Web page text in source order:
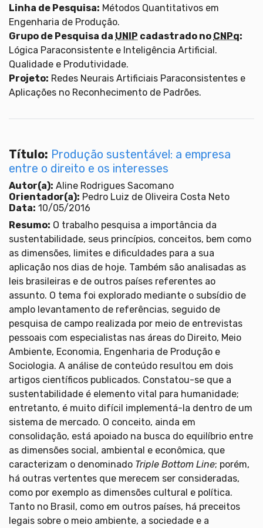
Linha de Pesquisa: Métodos Quantitativos em
Engenharia de Produção.
Grupo de Pesquisa da UNIP cadastrado no CNPq:
Lógica Paraconsistente e Inteligência Artificial.
Qualidade e Produtividade.
Projeto: Redes Neurais Artificiais Paraconsistentes e
Aplicações no Reconhecimento de Padrões.
Título: Produção sustentável: a empresa
entre o direito e os interesses
Autor(a): Aline Rodrigues Sacomano
Orientador(a): Pedro Luiz de Oliveira Costa Neto
Data: 10/05/2016
Resumo: O trabalho pesquisa a importância da
sustentabilidade, seus princípios, conceitos, bem como
as dimensões, limites e dificuldades para a sua
aplicação nos dias de hoje. Também são analisadas as
leis brasileiras e de outros países referentes ao
assunto. O tema foi explorado mediante o subsídio de
amplo levantamento de referências, seguido de
pesquisa de campo realizada por meio de entrevistas
pessoais com especialistas nas áreas do Direito, Meio
Ambiente, Economia, Engenharia de Produção e
Sociologia. A análise de conteúdo resultou em dois
artigos científicos publicados. Constatou-se que a
sustentabilidade é elemento vital para humanidade;
entretanto, é muito difícil implementá-la dentro de um
sistema de mercado. O conceito, ainda em
consolidação, está apoiado na busca do equilíbrio entre
as dimensões social, ambiental e econômica, que
caracterizam o denominado Triple Bottom Line; porém,
há outras vertentes que merecem ser consideradas,
como por exemplo as dimensões cultural e política.
Tanto no Brasil, como em outros países, há preceitos
legais sobre o meio ambiente, a sociedade e a